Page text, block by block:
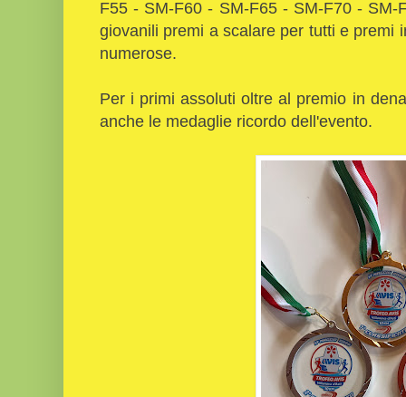
F55 - SM-F60 - SM-F65 - SM-F70 -
giovanili premi a scalare per tutti e premi
numerose.
Per i primi assoluti oltre al premio in
anche le medaglie ricordo dell'evento.